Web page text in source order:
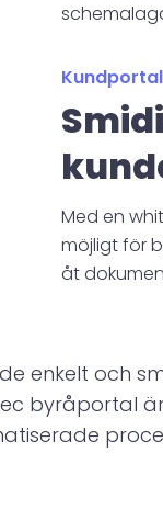
Kundportal
Med en
möjligt för
åt
enkelt och
byråportal